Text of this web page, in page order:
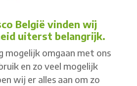
België vinden wij
uiterst belangrijk.
mogelijk omgaan met ons
en zo veel mogelijk
wij er alles aan om zo